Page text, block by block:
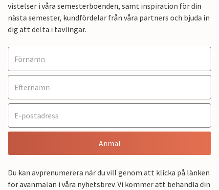
vistelser i våra semesterboenden, samt inspiration för din
nästa semester, kundfördelar från våra partners och bjuda in
dig att delta i tävlingar.
Anmäl
Du kan avprenumerera när du vill genom att klicka på länken
för avanmälan i våra nyhetsbrev. Vi kommer att behandla din